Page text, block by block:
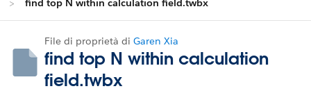
find top N within calculation field.twbx
File di proprietà di Garen Xia
find top N within calculation
field.twbx